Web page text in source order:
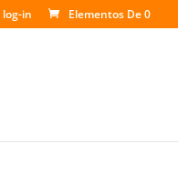
log-in Elementos De 0